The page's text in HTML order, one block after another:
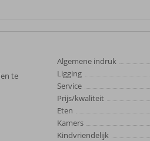
te
Algemene indruk
Ligging
Service
Prijs/kwaliteit
Eten
Kamers
Kindvriendelijk